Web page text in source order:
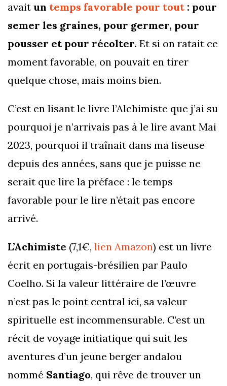
avait un temps favorable pour tout: pour
semer les graines, pour germer, pour
pousser et pour récolter. Et si on ratait ce
moment favorable, on pouvait en tirer
quelque chose, mais moins bien.
C’est en lisant le livre l’Alchimiste que j’ai su
pourquoi je n’arrivais pas à le lire avant Mai
2023, pourquoi il traînait dans ma liseuse
depuis des années, sans que je puisse ne
serait que lire la préface : le temps
favorable pour le lire n’était pas encore
arrivé.
L’Achimiste (7,1€, lien Amazon) est un livre
écrit en portugais-brésilien par Paulo
Coelho. Si la valeur littéraire de l’œuvre
n’est pas le point central ici, sa valeur
spirituelle est incommensurable. C’est un
récit de voyage initiatique qui suit les
aventures d’un jeune berger andalou
nommé Santiago, qui rêve de trouver un